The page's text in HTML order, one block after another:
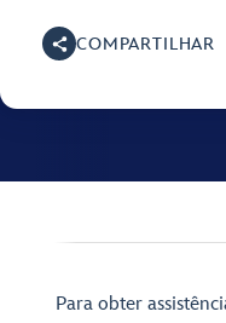
COMPARTILHAR
Para obter